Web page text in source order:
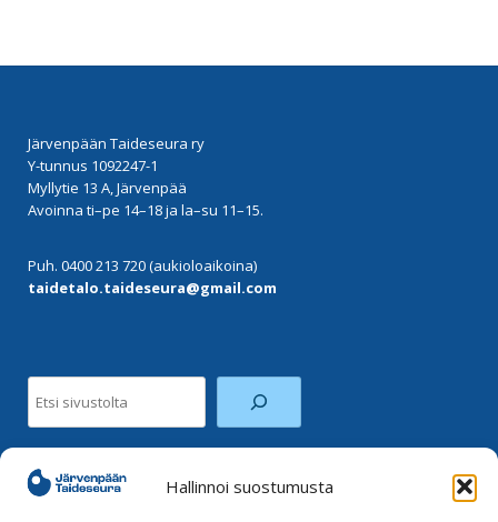
Hallinnoi suostumusta
Järvenpään Taideseura ry
Y-tunnus 1092247-1
Myllytie 13 A, Järvenpää
Avoinna ti–pe 14–18 ja la–su 11–15.
Puh. 0400 213 720 (aukioloaikoina)
taidetalo.taideseura@gmail.com